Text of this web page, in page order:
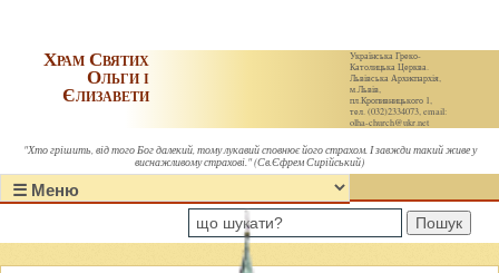
Українська Греко-
Католицька Церква.
Львівська Архиєпархія,
м.Львів,
пл.Кропивницького 1,
тел. (032)2334073, email:
olha-church@ukr.net
Храм Святих
Ольги і
Єлизавети
"Хто грішить, від того Бог далекий, тому лукавий сповнює його страхом. І завжди такий живе у
виснажливому страхові." (Св.Єфрем Сирійський)
Пошук